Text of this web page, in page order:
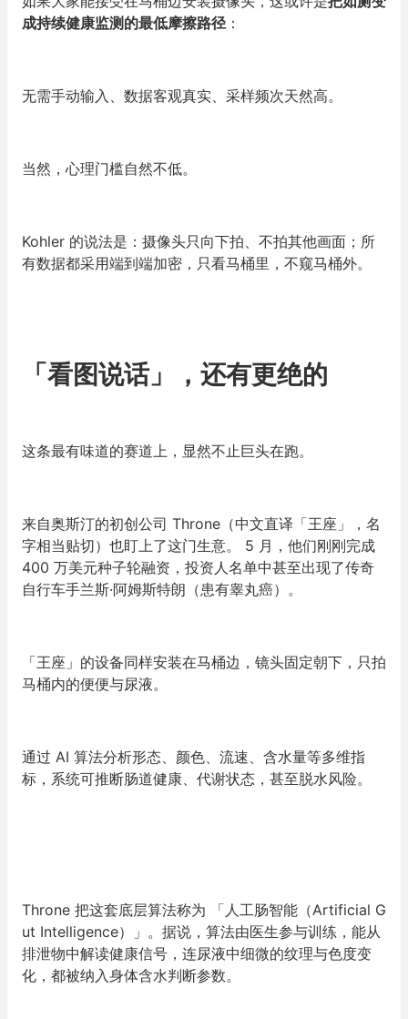
成持续健康监测的最低摩擦路径：
无需手动输入、数据客观真实、采样频次天然高。
当然，心理门槛自然不低。
Kohler 的说法是：摄像头只向下拍、不拍其他画面；所
有数据都采用端到端加密，只看马桶里，不窥马桶外。
「看图说话」 ，还有更绝的
这条最有味道的赛道上，显然不止巨头在跑。
来自奥斯汀的初创公司 Throne（中文直译 「王座 」
，名
字相当贴切）也盯上了这门生意。 5 月，他们刚刚完成
400 万美元种子轮融资，投资人名单中甚至出现了传奇
自行车手兰斯·阿姆斯特朗（患有睾丸癌）。
「王座 」的设备同样安装在马桶边，镜头固定朝下，只拍
马桶内的便便与尿液。
通过 AI 算法分析形态、颜色、流速、含水量等多维指
标，系统可推断肠道健康、代谢状态，甚至脱水风险。
Throne 把这套底层算法称为 「 人工肠智能 （Artificial G
ut Intelligence）
」 。据说，算法由医生参与训练，能从
排泄物中解读健康信号，连尿液中细微的纹理与色度变
化，都被纳入身体含水判断参数。